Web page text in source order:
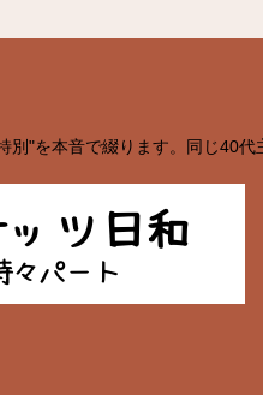
"を本音で綴ります。同じ40代